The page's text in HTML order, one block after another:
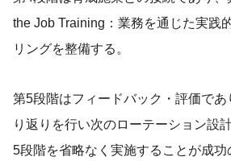
the Job Training：業務を通じた実践
リングを整備する。
第5段階はフィードバック・評価で
り返りを行い次のローテーション設
5段階を省略なく実施することが成功